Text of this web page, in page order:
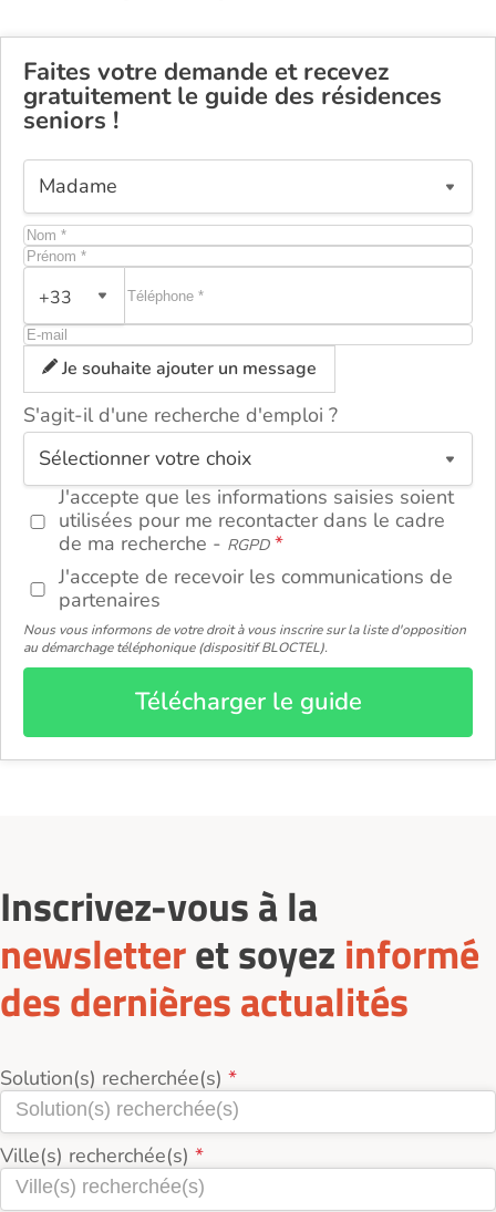
Faites votre demande et recevez
gratuitement le guide des résidences
seniors !
+33
Je souhaite ajouter un message
S'agit-il d'une recherche d'emploi ?
J'accepte que les informations saisies soient
utilisées pour me recontacter dans le cadre
de ma recherche - RGPD
J'accepte de recevoir les communications de
partenaires
Nous vous informons de votre droit à vous inscrire sur la liste d'opposition
au démarchage téléphonique (dispositif BLOCTEL).
Télécharger le guide
ou
Inscrivez-vous à la
newsletteret soyez informé
des dernières actualités
Solution(s) recherchée(s)
Ville(s) recherchée(s)